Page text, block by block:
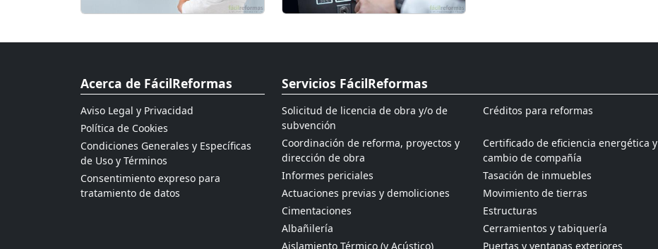
Acerca de FácilReformas
Aviso Legal y Privacidad
Política de Cookies
Condiciones Generales y Específicas
de Uso y Términos
Consentimiento expreso para
tratamiento de datos
Servicios FácilReformas
Solicitud de licencia de obra y/o de
subvención
Créditos para reformas
Coordinación de reforma, proyectos y
dirección de obra
Certificado de eficiencia energética y
cambio de compañía
Informes periciales
Tasación de inmuebles
Actuaciones previas y demoliciones
Movimiento de tierras
Cimentaciones
Estructuras
Albañilería
Cerramientos y tabiquería
Aislamiento Térmico (y Acústico)
Puertas y ventanas exteriores